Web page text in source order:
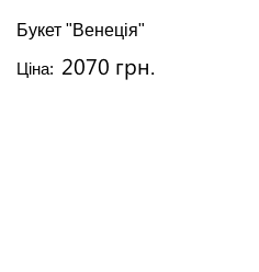
Букет "Венеція"
Ціна: 2070 грн.